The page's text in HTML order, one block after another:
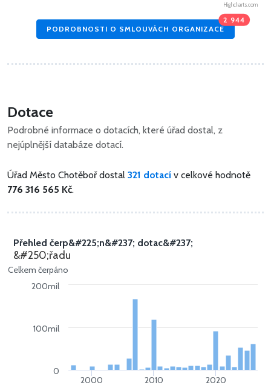
Highcharts.com
PODROBNOSTI O SMLOUVÁCH ORGANIZACE
2 944
Dotace
Podrobné informace o dotacích, které úřad dostal, z
nejúplnější databáze dotací.
Úřad Město Chotěboř dostal 321 dotací v celkové hodnotě
776 316 565 Kč.
Celkem čerpáno
Přehled čerp&#225;n&#237; dotac&#237;
&#250;řadu
2000 2010 2020
0
100mil
200mil